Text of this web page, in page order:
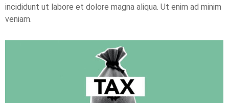
incididunt ut labore et dolore magna aliqua. Ut enim ad minim
veniam.